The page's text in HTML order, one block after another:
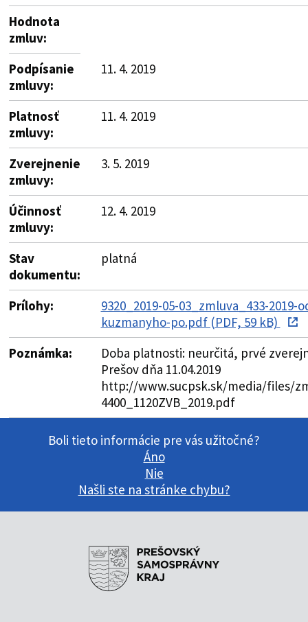
Hodnota
zmluv:
Podpísanie
zmluvy:
11. 4. 2019
Platnosť
zmluvy:
11. 4. 2019
Zverejnenie
zmluvy:
3. 5. 2019
Účinnosť
zmluvy:
12. 4. 2019
Stav
dokumentu:
platná
Prílohy:
9320_2019-05-03_zmluva_433-2019-
kuzmanyho-po.pdf (PDF, 59 kB)
Poznámka:
Doba platnosti: neurčitá, prvé
Prešov dňa 11.04.2019
http://www.sucpsk.sk/media/files/
4400_1120ZVB_2019.pdf
Boli tieto informácie pre vás užitočné?
Áno
Nie
Našli ste na stránke chybu?